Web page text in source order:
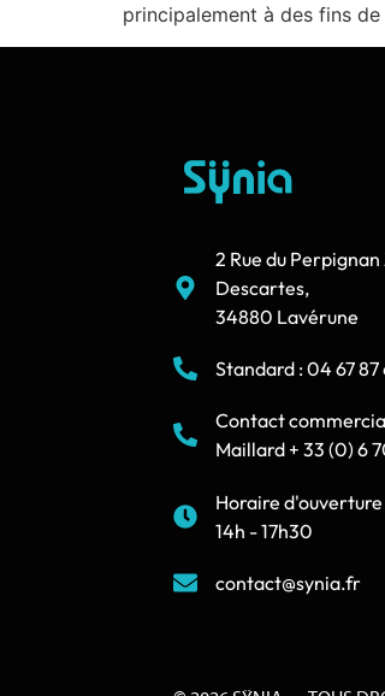
principalement à des fins
2 Rue du Perpignan
Descartes,
34880 Lavérune
Standard : 04 67 87
Contact
Maillard + 33 (0) 6
Horaire
14h - 17h30
contact@synia.fr